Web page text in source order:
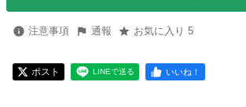
注意事項 通報 お気に入り 5
ポスト LINEで送る いいね！